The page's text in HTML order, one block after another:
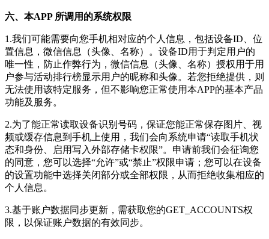
六、本APP 所调用的系统权限
1.我们可能需要向您手机相对应的个人信息，包括设备ID、位
置信息，微信信息（头像、名称）。设备ID用于判定用户的
唯一性，防止作弊行为，微信信息（头像、名称）授权用于用
户参与活动排行榜显示用户的昵称和头像。若您拒绝提供，则
无法使用该特定服务，但不影响您正常使用本APP的基本产品
功能及服务。
2.为了能正常读取设备识别号码，保证您能正常保存图片、视
频或缓存信息到手机上使用，我们会向系统申请“读取手机状
态和身份、启用写入外部存储卡权限”。申请前我们会征询您
的同意，您可以选择“允许”或“禁止”权限申请；您可以在设备
的设置功能中选择关闭部分或全部权限，从而拒绝收集相应的
个人信息。
3.基于账户数据同步更新，需获取您的GET_ACCOUNTS权
限，以保证账户数据的有效同步。